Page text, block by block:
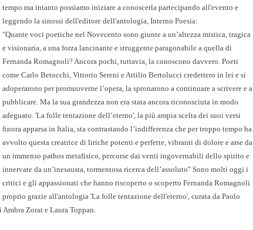
tempo ma intanto possiamo iniziare a conoscerla partecipando all'evento e
leggendo la sinossi dell'editore dell'antologia, Interno Poesia:
"Quante voci poetiche nel Novecento sono giunte a un’altezza mistica, tragica
e visionaria, a una forza lancinante e struggente paragonabile a quella di
Fernanda Romagnoli? Ancora pochi, tuttavia, la conoscono davvero. Poeti
come Carlo Betocchi, Vittorio Sereni e Attilio Bertolucci credettero in lei e si
adoperarono per promuoverne l’opera, la spronarono a continuare a scrivere e a
pubblicare. Ma la sua grandezza non era stata ancora riconosciuta in modo
adeguato. 'La folle tentazione dell’eterno', la più ampia scelta dei suoi versi
finora apparsa in Italia, sta contrastando l’indifferenza che per troppo tempo ha
avvolto questa creatrice di liriche potenti e perfette, vibranti di dolore e arse da
un immenso pathos metafisico, percorse dai venti ingovernabili dello spirito e
innervate da un’inesausta, tormentosa ricerca dell’assoluto" Sono molti oggi i
critici e gli appassionati che hanno riscoperto o scoperto Fernanda Romagnoli
proprio grazie all'antologia 'La folle tentazione dell'eterno', curata da Paolo
Zorat e Laura Toppan.